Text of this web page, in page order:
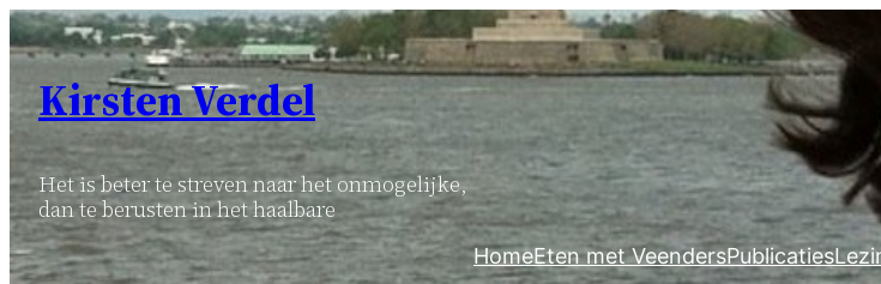
Ga
naar
inhoud
Kirsten Verdel
Het is beter te streven naar het onmogelijke,
dan te berusten in het haalbare
HomeEten met VeendersPublicaties